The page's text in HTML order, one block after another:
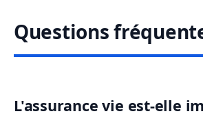
Questions
L'assurance vie est-elle